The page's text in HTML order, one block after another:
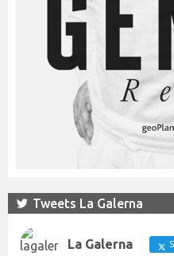
Tweets La Galerna
La Galerna